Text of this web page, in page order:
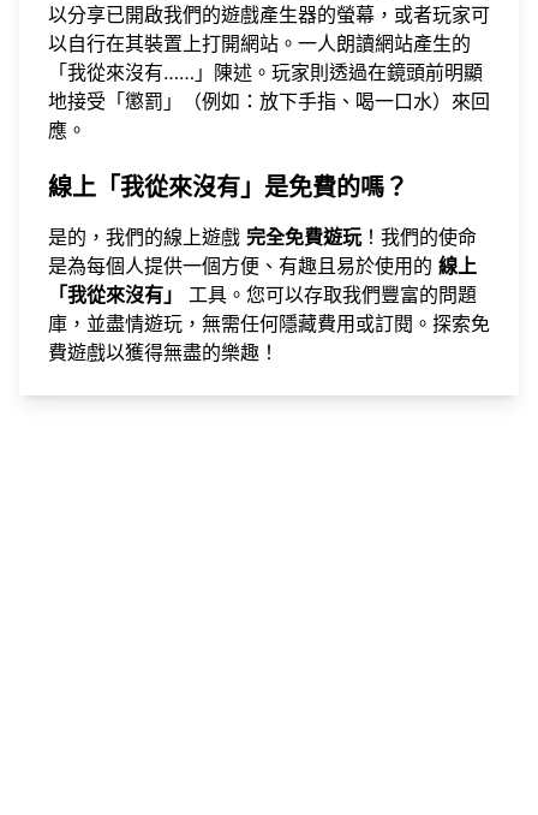
以分享已開啟我們的遊戲產生器的螢幕，或者玩家可
以自行在其裝置上打開網站。一人朗讀網站產生的
「我從來沒有……」陳述。玩家則透過在鏡頭前明顯
地接受「懲罰」（例如：放下手指、喝一口水）來回
應。
線上「我從來沒有」是免費的嗎？
是的， 我們的線上遊戲 完全免費遊玩！我們的使命
是為每個人提供一個方便、有趣且易於使用的 線上
「我從來沒有」
工具。您可以存取我們豐富的問題
庫，並盡情遊玩，無需任何隱藏費用或訂閱。探索免
費遊戲以獲得無盡的樂趣！